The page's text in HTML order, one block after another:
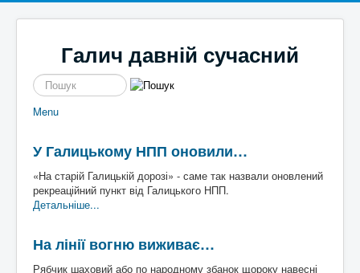
Галич давній сучасний
пошук
Menu
ЕкономікаІ сміх і сЛьози
Кримінал
Так сі не робе
Наше містоЧим жиє
СпортТо сила
Культура
ВолонтерствоЧас для інших
Галич
У Галицькому НПП оновили…
«На старій Галицькій дорозі» - саме так назвали оновлений
рекреаційний пункт від Галицького НПП.
Детальніше...
На лінії вогню виживає…
Рябчик шаховий або по народному збанок щороку навесні